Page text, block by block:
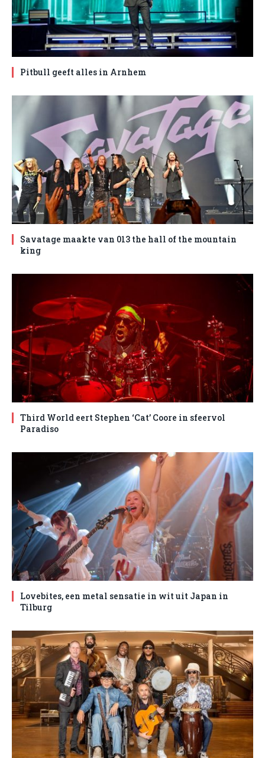
Pitbull geeft alles in Arnhem
Savatage maakte van 013 the hall of the mountain
king
Third World eert Stephen ‘Cat’ Coore in sfeervol
Paradiso
Lovebites, een metal sensatie in wit uit Japan in
Tilburg